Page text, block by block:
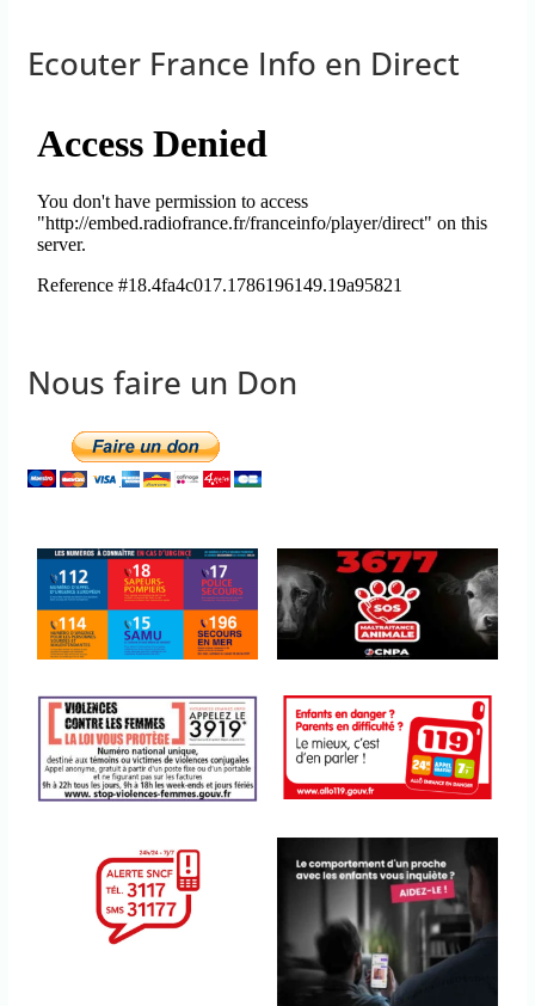
Ecouter France Info en Direct
Nous faire un Don